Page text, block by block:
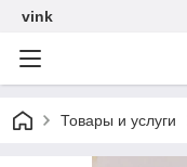
vink
Товары и услуги